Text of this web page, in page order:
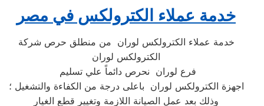
خدمة عملاء الكترولكس في مصر
خدمة عملاء الكترولكس لوران من منطلق حرص شركة
الكترولكس لوران
فرع لوران نحرص دائماً علي تسليم
اجهزة الكترولكس لوران باعلى درجة من الكفاءة والتشغيل ؛
وذلك بعد عمل الصيانة اللازمة وتغيير قطع الغيار